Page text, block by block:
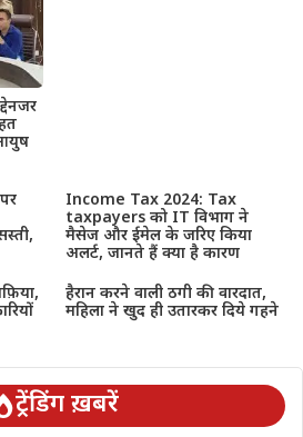
Income Tax 2024: Tax
taxpayers को IT विभाग ने
मैसेज और ईमेल के जरिए किया
अलर्ट, जानते हैं क्या है कारण
हैरान करने वाली ठगी की वारदात,
महिला ने खुद ही उतारकर दिये गहने
ट्रेंडिंग ख़बरें